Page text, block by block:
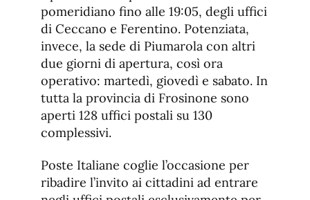
pomeridiano fino alle 19:05, degli uffici
di Ceccano e Ferentino. Potenziata,
invece, la sede di Piumarola con altri
due giorni di apertura, così ora
operativo: martedì, giovedì e sabato. In
tutta la provincia di Frosinone sono
aperti 128 uffici postali su 130
complessivi.
Poste Italiane coglie l’occasione per
ribadire l’invito ai cittadini ad entrare